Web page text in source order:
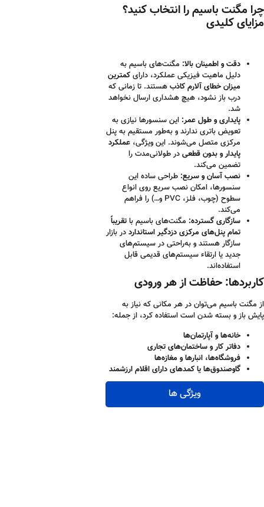
ویژگی ها
چرا مگنت باسیم را انتخاب کنید؟
مزایای کلیدی
دقت و اطمینان بالا: مگنت‌های باسیم به
دلیل ماهیت فیزیکی عملکرد، دارای کمترین
میزان خطای آلارم کاذب هستند. تا زمانی که
درب باز نشود، هیچ هشداری ارسال نخواهد
شد.
پایداری و طول عمر: این سنسورها نیازی به
تعویض باتری ندارند و به‌طور مستقیم به پنل
مرکزی متصل می‌شوند. این ویژگی، عملکرد
پایدار و بدون قطعی در طولانی‌مدت را
تضمین می‌کند.
نصب آسان و سریع: طراحی ساده این
سنسورها، امکان نصب سریع روی انواع
سطوح (چوب، فلز، PVC و…) را فراهم
می‌کند.
سازگاری گسترده: مگنت‌های باسیم با تقریباً
تمام پنل‌های مرکزی دزدگیر استاندارد در بازار
سازگار هستند و به‌راحتی در سیستم‌های
جدید یا ارتقاء سیستم‌های قدیمی قابل
استفاده‌اند.
کاربردها: حفاظت از هر ورودی
از مگنت باسیم می‌توان در هر مکانی که نیاز به
پایش باز و بسته شدن است استفاده کرد، از جمله:
خانه‌ها و آپارتمان‌ها
دفاتر کار و ساختمان‌های تجاری
فروشگاه‌ها، انبارها و مغازه‌ها
گاوصندوق‌ها یا کمدهای دارای اقلام ارزشمند